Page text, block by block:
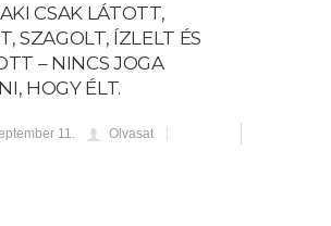
CSAK LÁTOTT,
SZAGOLT, ÍZLELT ÉS
– NINCS JOGA
HOGY ÉLT.
11. Olvasat